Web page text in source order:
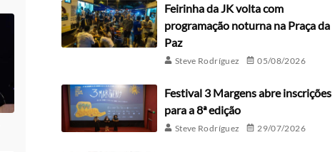
Feirinha da JK volta com
programação noturna na Praça da
Paz
Steve Rodríguez 05/08/2026
Festival 3 Margens abre inscrições
para a 8ª edição
Steve Rodríguez 29/07/2026